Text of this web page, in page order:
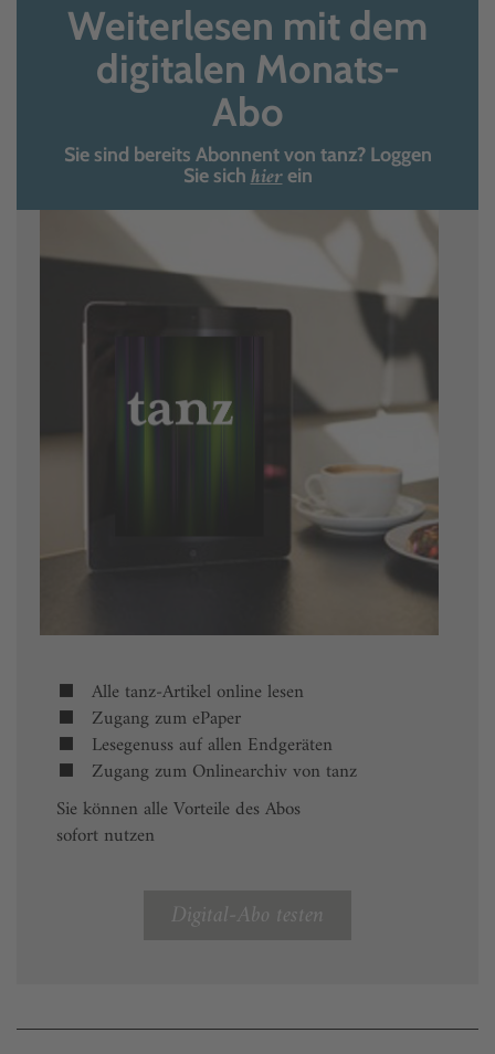
Weiterlesen mit dem
digitalen Monats-
Abo
Sie sind bereits Abonnent von tanz? Loggen
Sie sich hierein
Alle tanz-Artikel online lesen
Zugang zum ePaper
Lesegenuss auf allen Endgeräten
Zugang zum Onlinearchiv von tanz
Sie können alle Vorteile des Abos
sofort nutzen
Digital-Abo testen